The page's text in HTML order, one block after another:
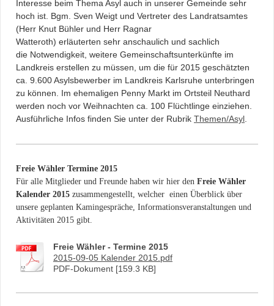
Interesse beim Thema Asyl auch in unserer Gemeinde sehr
hoch ist. Bgm. Sven Weigt und Vertreter des Landratsamtes
(Herr Knut Bühler und Herr Ragnar
Watteroth) erläuterten sehr anschaulich und sachlich
die Notwendigkeit, weitere Gemeinschaftsunterkünfte im
Landkreis erstellen zu müssen, um die für 2015 geschätzten
ca. 9.600 Asylsbewerber im Landkreis Karlsruhe unterbringen
zu können. Im ehemaligen Penny Markt im Ortsteil Neuthard
werden noch vor Weihnachten ca. 100 Flüchtlinge einziehen.
Ausführliche Infos finden Sie unter der Rubrik Themen/Asyl.
Freie Wähler Termine 2015
Für alle Mitglieder und Freunde haben wir hier den Freie Wähler
Kalender 2015 zusammengestellt, welcher einen Überblick über
unsere geplanten Kamingespräche, Informationsveranstaltungen und
Aktivitäten 2015 gibt.
Freie Wähler - Termine 2015
2015-09-05 Kalender 2015.pdf
PDF-Dokument [159.3 KB]